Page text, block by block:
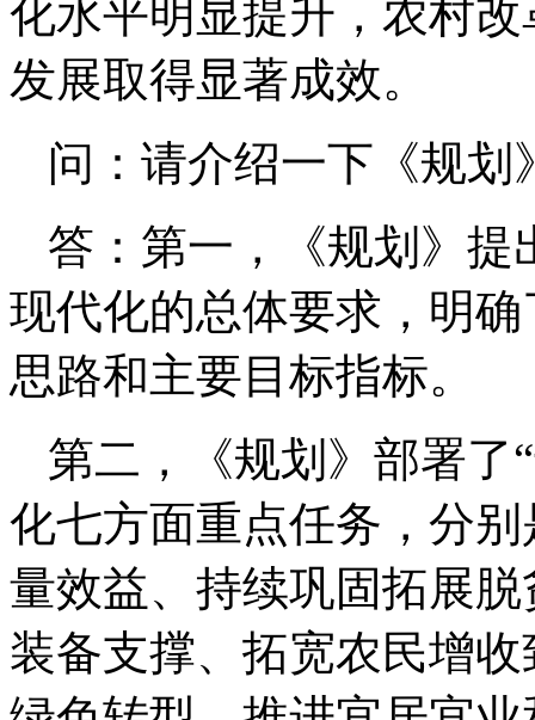
化水平明显提升，农村
发展取得显著成效。
问：请介绍一下《规
答：第一，《规划》提
现代化的总体要求，明
思路和主要目标指标。
第二，《规划》部署了
化七方面重点任务，分
量效益、持续巩固拓展
装备支撑、拓宽农民增